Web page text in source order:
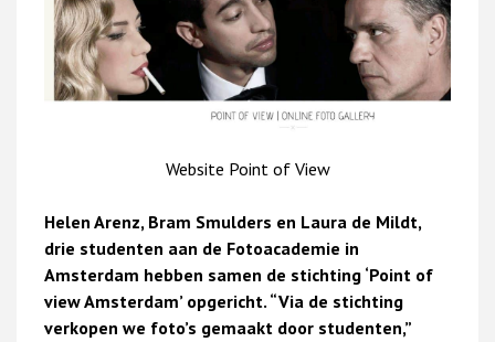
Website Point of View
Helen Arenz, Bram Smulders en Laura de Mildt,
drie studenten aan de Fotoacademie in
Amsterdam hebben samen de stichting ‘Point of
view Amsterdam’ opgericht. “Via de stichting
verkopen we foto’s gemaakt door studenten,”